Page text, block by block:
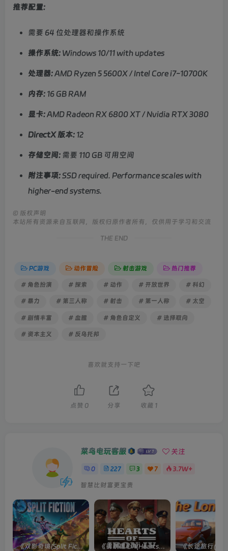
推荐配置:
需要 64 位处理器和操作系统
操作系统: Windows 10/11 with updates
处理器:AMD Ryzen 5 5600X / Intel Core i7-10700K
内存: 16 GB RAM
显卡:AMD Radeon RX 6800 XT / Nvidia RTX 3080
DirectX 版本: 12
存储空间: 需要 110 GB 可用空间
附注事项:SSD required. Performance scales with
higher-end systems.
© 版权声明
本站所有资源来自互联网，版权归原作者所有，仅供用于学习和交流
THE END
PC游戏 动作冒险 射击游戏 热门推荐
# 角色扮演 # 探索 # 动作 # 开放世界 # 科幻
# 暴力 # 第三人称 # 射击 # 第一人称 # 太空
# 剧情丰富 # 血腥 # 角色自定义 # 选择取向
# 资本主义 # 反乌托邦
喜欢就支持一下吧
点赞 0 分享 收藏 1
菜鸟电玩客服 关注
0 227 3 7 3.7W+
智慧比财富更宝贵
《双影奇境(Split Fiction)》单机版/联机版[v1.0 单机版/联机版] 《钢铁雄心4(Hearts of Iron IV)》单机版/联机版[v1.16.0 整合全部DLCs ]